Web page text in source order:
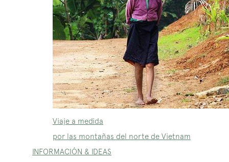
Viaje a medida
por las montañas del norte de Vietnam
INFORMACIÓN & IDEAS